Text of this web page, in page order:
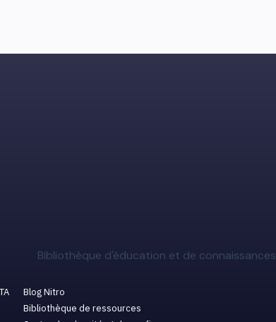
Bibliothèque d'éducation et de connaissances
Blog Nitro
Bibliothèque de ressources